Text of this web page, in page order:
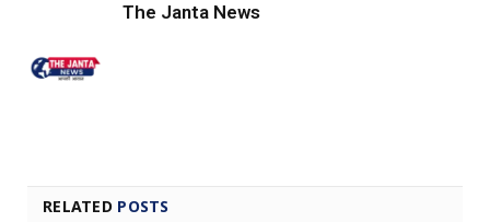
The Janta News
RELATED POSTS